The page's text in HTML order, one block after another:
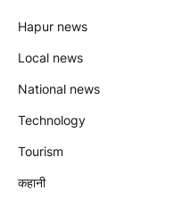
Hapur news
Local news
National news
Technology
Tourism
कहानी